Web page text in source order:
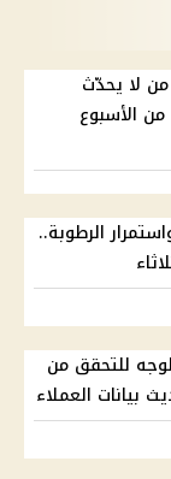
لا يحدّث
من الأسبوع
الرطوبة..
للتحقق من